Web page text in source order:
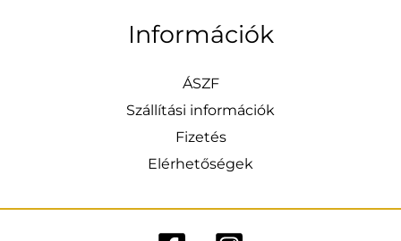
Információk
ÁSZF
Szállítási információk
Fizetés
Elérhetőségek